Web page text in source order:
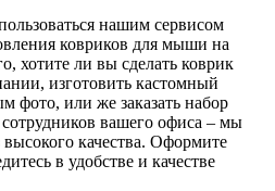
нашим сервисом
ковриков для мыши на
хотите ли вы сделать коврик
изготовить кастомный
фото, или же заказать набор
вашего офиса – мы
качества. Оформите
в удобстве и качестве